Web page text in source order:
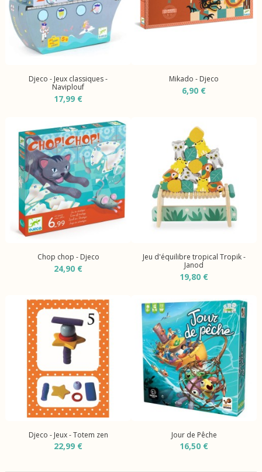
Djeco - Jeux classiques -
Naviplouf
17,99 €
Mikado - Djeco
6,90 €
Chop chop - Djeco
24,90 €
Jeu d'équilibre tropical Tropik -
Janod
19,80 €
Djeco - Jeux - Totem zen
22,99 €
Jour de Pêche
16,50 €